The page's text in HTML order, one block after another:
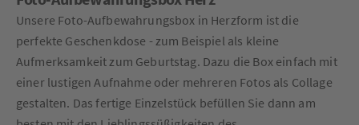
Unsere Foto-Aufbewahrungsbox in Herzform ist die
perfekte Geschenkdose - zum Beispiel als kleine
Aufmerksamkeit zum Geburtstag. Dazu die Box einfach mit
einer lustigen Aufnahme oder mehreren Fotos als Collage
gestalten. Das fertige Einzelstück befüllen Sie dann am